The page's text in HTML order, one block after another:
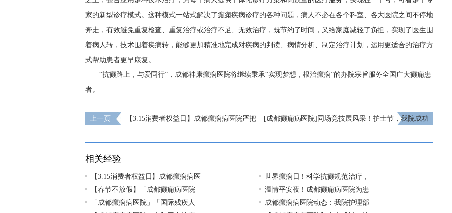
家的新型诊疗模式。这种模式一站式解决了癫痫疾病诊疗的各种问题，病人不必在各个科室、各大医院之间不停地
奔走，有效避免重复检查、重复治疗或治疗不足、无效治疗，既节约了时间，又给家庭减轻了负担，实现了医生围
着病人转，技术围着疾病转，能够更加精准地完成对疾病的判读、病情分析、制定治疗计划，运用更适合的治疗方
式帮助患者更早康复。
“抗癫路上，与爱同行”，成都神康癫痫医院将继续秉承“实现梦想，根治癫痫”的办院宗旨服务全国广大癫痫患
者。
上一页
【3.15消费者权益日】成都癫痫病医院严把
[成都癫痫病医院]同场竞技展风采！护士节，我院成功
相关经验
【3.15消费者权益日】成都癫痫病医
世界癫痫日！科学抗癫规范治疗，
【春节不放假】「成都癫痫病医院
温情平安夜！成都癫痫病医院为患
「成都癫痫病医院」「国际残疾人
成都癫痫病医院动态：我院护理部